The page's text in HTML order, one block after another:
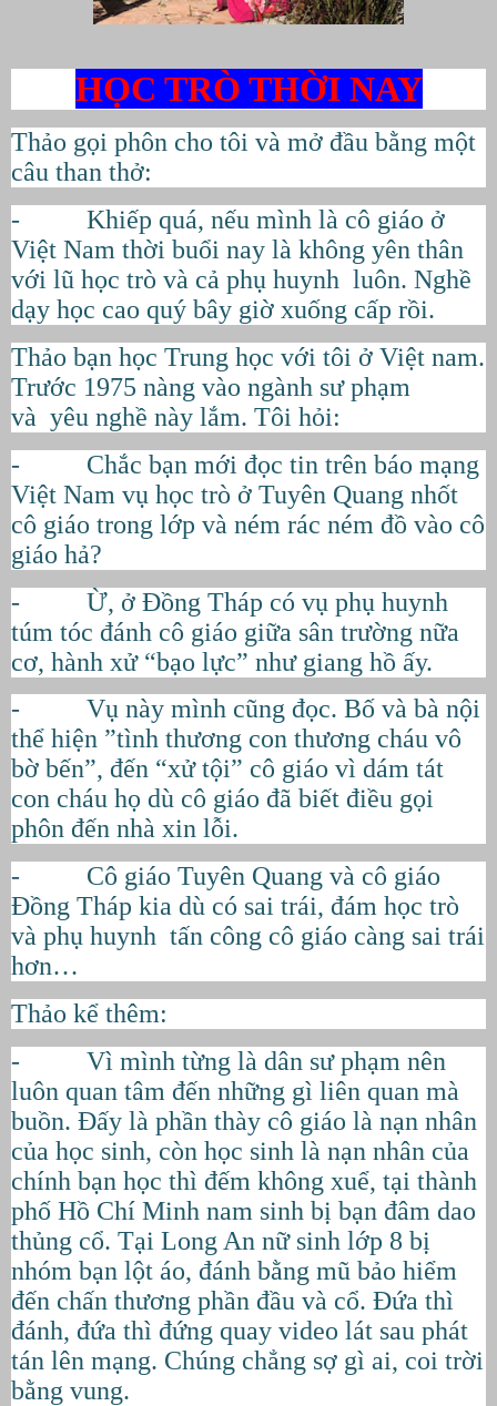
HỌC TRÒ THỜI NAY
Thảo gọi phôn cho tôi và mở đầu bằng một
câu than thở:
- Khiếp quá, nếu mình là cô giáo ở
Việt Nam thời buổi nay là không yên thân
với lũ học trò và cả phụ huynh luôn. Nghề
dạy học cao quý bây giờ xuống cấp rồi.
Thảo bạn học Trung học với tôi ở Việt nam.
Trước 1975 nàng vào ngành sư phạm
và yêu nghề này lắm. Tôi hỏi:
- Chắc bạn mới đọc tin trên báo mạng
Việt Nam vụ học trò ở Tuyên Quang nhốt
cô giáo trong lớp và ném rác ném đồ vào cô
giáo hả?
- Ừ, ở Đồng Tháp có vụ phụ huynh
túm tóc đánh cô giáo giữa sân trường nữa
cơ, hành xử “bạo lực” như giang hồ ấy.
- Vụ này mình cũng đọc. Bố và bà nội
thể hiện ”tình thương con thương cháu vô
bờ bến”, đến “xử tội” cô giáo vì dám tát
con cháu họ dù cô giáo đã biết điều gọi
phôn đến nhà xin lỗi.
- Cô giáo Tuyên Quang và cô giáo
Đồng Tháp kia dù có sai trái, đám học trò
và phụ huynh tấn công cô giáo càng sai trái
hơn…
Thảo kể thêm:
- Vì mình từng là dân sư phạm nên
luôn quan tâm đến những gì liên quan mà
buồn. Đấy là phần thày cô giáo là nạn nhân
của học sinh, còn học sinh là nạn nhân của
chính bạn học thì đếm không xuể, tại thành
phố Hồ Chí Minh nam sinh bị bạn đâm dao
thủng cổ. Tại Long An nữ sinh lớp 8 bị
nhóm bạn lột áo, đánh bằng mũ bảo hiểm
đến chấn thương phần đầu và cổ. Đứa thì
đánh, đứa thì đứng quay video lát sau phát
tán lên mạng. Chúng chẳng sợ gì ai, coi trời
bằng vung.